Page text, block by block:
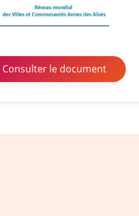
Consulter le document